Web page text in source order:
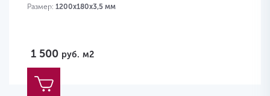
Размер: 1200х180х3,5 мм
1 500 руб. м2